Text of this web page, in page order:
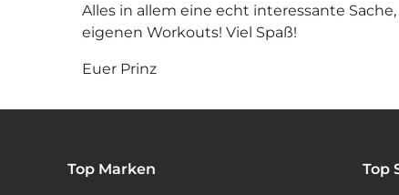
Alles in allem eine echt interessante
eigenen Workouts! Viel Spaß!
Euer Prinz
Top Marken Top